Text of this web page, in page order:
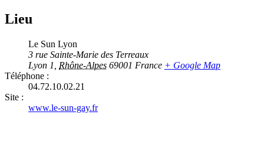
Lieu
Le Sun Lyon
3 rue Sainte-Marie des Terreaux
Lyon 1
Rhône-Alpes 69001 France + Google Map
Téléphone :
04.72.10.02.21
Site :
www.le-sun-gay.fr